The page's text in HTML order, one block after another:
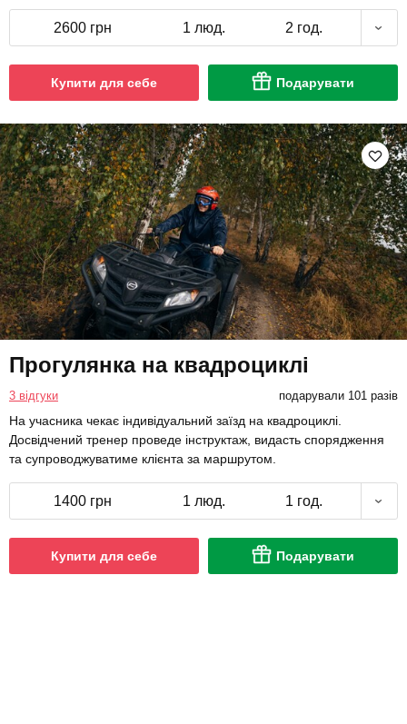
2600 грн 1 люд. 2 год.
Купити для себе Подарувати
Прогулянка на квадроциклі
3 відгуки подарували 101 разів
На учасника чекає індивідуальний заїзд на квадроциклі.
Досвідчений тренер проведе інструктаж, видасть спорядження
та супроводжуватиме клієнта за маршрутом.
1400 грн 1 люд. 1 год.
Купити для себе Подарувати